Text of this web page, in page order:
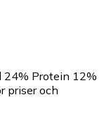
24% Protein 12%
priser och